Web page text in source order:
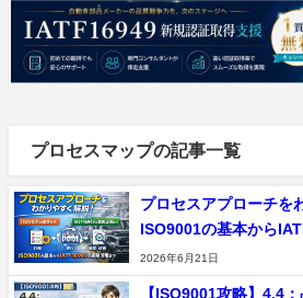
プロセスマップの記事一覧
プロセスアプローチを
ISO9001の基本から
2026年6月21日
【ISO9001攻略】4.4